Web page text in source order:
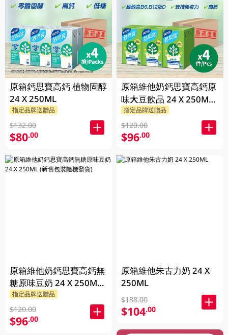
原箱鈣思寶高鈣 植物固醇
24 X 250ML
指定品牌送贈品
$132.00
$80.00
原箱維他奶鈣思寶高鈣無
糖原味豆奶 24 X 250ML
(新舊包裝隨機發貨)
指定品牌送贈品
$120.00
$96.00
原箱維他奶鈣思寶高鈣原
味大豆飲品 24 X 250ML
(新舊包裝隨機發貨)
指定品牌送贈品
$120.00
$96.00
原箱維他朱古力奶 24 X
250ML
$188.00
$104.00